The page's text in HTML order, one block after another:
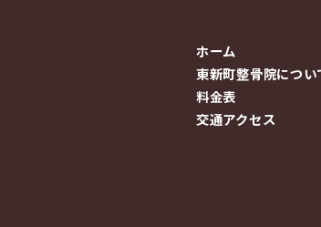
ホーム
東新町整骨院につい
料金表
交通アクセス